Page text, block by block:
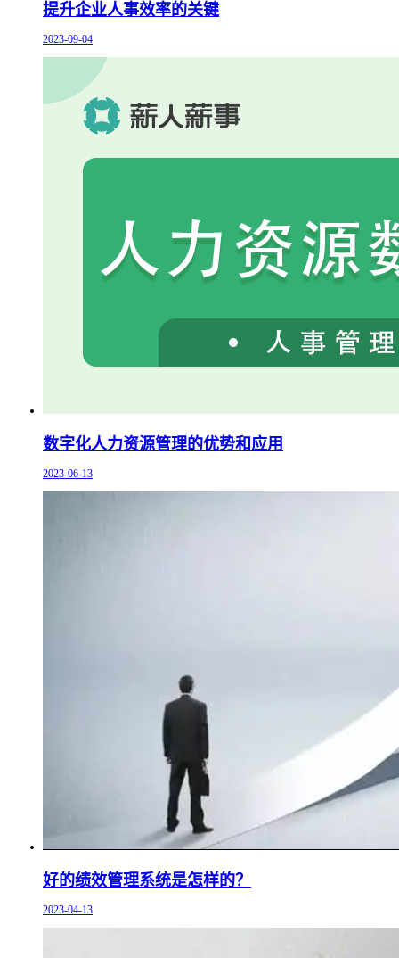
提升企业人事效率的关键
2023-09-04
数字化人力资源管理的优势和应用
2023-06-13
好的绩效管理系统是怎样的？
2023-04-13